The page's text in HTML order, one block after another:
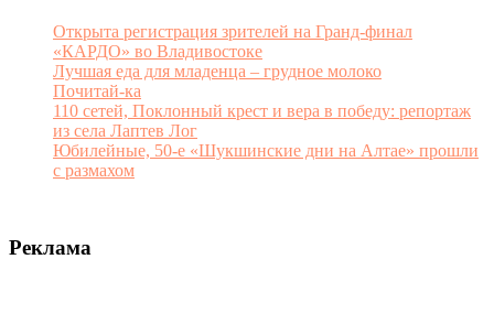
Открыта регистрация зрителей на Гранд-финал
«КАРДО» во Владивостоке
Лучшая еда для младенца – грудное молоко
Почитай-ка
110 сетей, Поклонный крест и вера в победу: репортаж
из села Лаптев Лог
Юбилейные, 50-е «Шукшинские дни на Алтае» прошли
с размахом
Реклама